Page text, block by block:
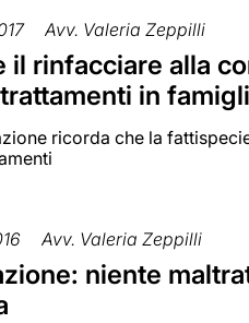
Avv. Valeria Zeppilli
il rinfacciare alla
in
ricorda che la
Avv. Valeria Zeppilli
niente